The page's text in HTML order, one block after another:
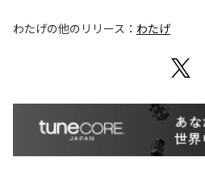
わたげの他のリリース： わたげ